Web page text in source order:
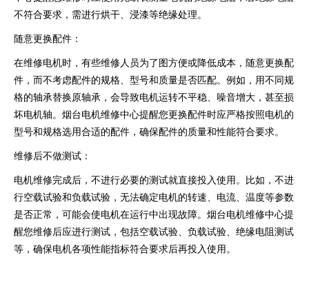
不符合要求，需进行烘干、浸漆等绝缘处理。
随意更换配件：
在维修电机时，有些维修人员为了图方便或降低成本，随意更换配
件，而不考虑配件的规格、型号和质量是否匹配。例如，用不同规
格的轴承替换原轴承，会导致电机运转不平稳、噪音增大，甚至损
坏电机轴。烟台电机维修中心提醒您更换配件时应严格按照电机的
型号和规格选用合适的配件，确保配件的质量和性能符合要求。
维修后不做测试：
电机维修完成后，不进行必要的测试就直接投入使用。比如，不进
行空载试验和负载试验，无法确定电机的转速、电流、温度等参数
是否正常，可能会使电机在运行中出现故障。烟台电机维修中心提
醒您维修后应进行测试，包括空载试验、负载试验、绝缘电阻测试
等，确保电机各项性能指标符合要求后再投入使用。